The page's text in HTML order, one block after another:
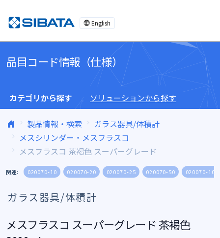
English
品目コード情報（仕様）
カテゴリから探す ソリューションから探す
製品情報・検索
ガラス器具/体積計
メスシリンダー・メスフラスコ
メスフラスコ 茶褐色 スーパーグレード
関連: 020070-10 020070-20 020070-25 020070-50 020070-100
ガラス器具/体積計
メスフラスコ スーパーグレード 茶褐色